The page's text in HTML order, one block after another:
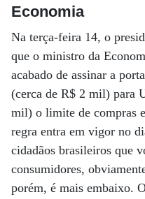
Economia
Na terça-feira 14, o
que o ministro da
acabado de assinar a
(cerca de R$ 2 mil) para
mil) o limite de compras
regra entra em vigor no
cidadãos brasileiros que
consumidores,
porém, é mais embaixo.